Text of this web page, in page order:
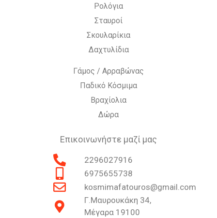
Ρολόγια
Σταυροί
Σκουλαρίκια
Δαχτυλίδια
Γάμος / Αρραβώνας
Παδικό Κόσμιμα
Βραχίολια
Δώρα
Επικοινωνήστε μαζί μας
2296027916
6975655738
kosmimafatouros@gmail.com
Γ.Μαυρουκάκη 34,
Μέγαρα 19100